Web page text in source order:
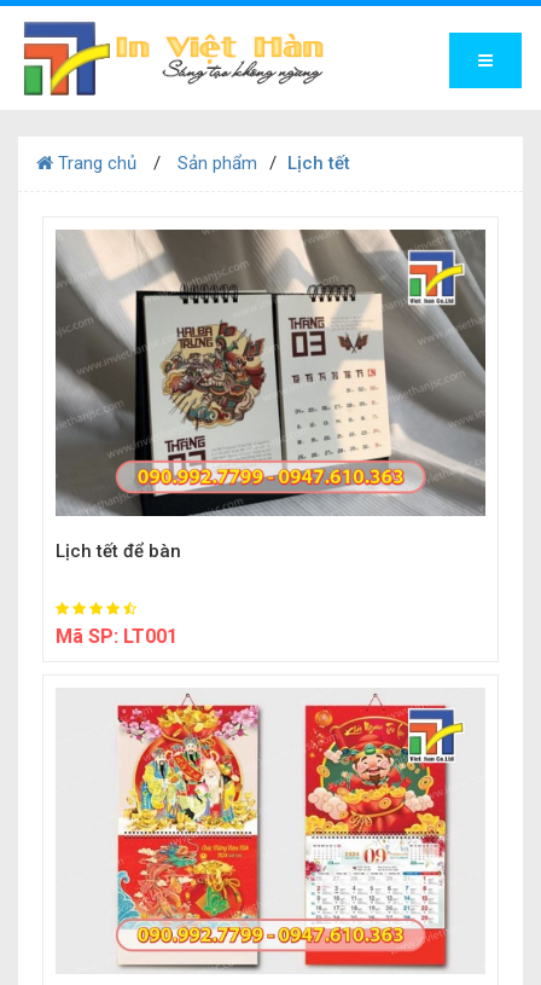
Trang chủ Sản phẩm Lịch tết
Lịch tết để bàn
Mã SP: LT001